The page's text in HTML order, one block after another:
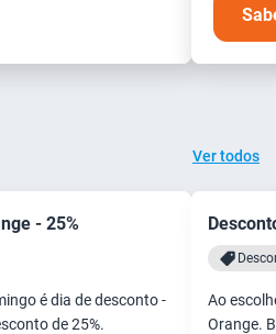
Ver todos
- 25%
é dia de desconto -
de 25%.
Ao
Orange.